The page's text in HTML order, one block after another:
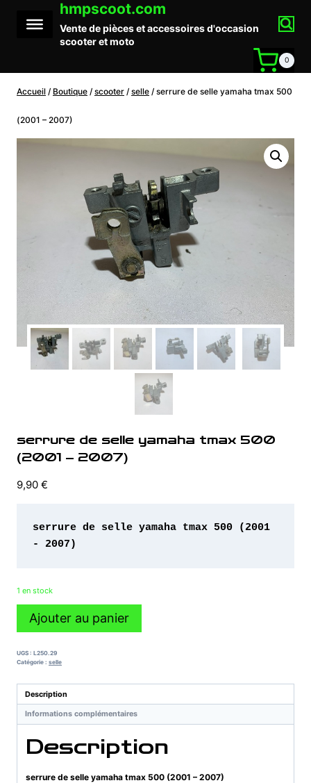
contenu
hmpscoot.com
Vente de pièces et accessoires d'occasion
scooter et moto
0
Accueil / Boutique / scooter / selle / serrure de selle yamaha tmax 500
(2001 – 2007)
serrure de selle yamaha tmax 500
(2001 – 2007)
9,90 €
serrure de selle yamaha tmax 500 (2001
- 2007)
1 en stock
quantité
de
selle
tmax
500
(2001
2007)
Ajouter au panier
UGS : L250.29
Catégorie : selle
Description
Informations complémentaires
Description
serrure de selle yamaha tmax 500 (2001 – 2007)